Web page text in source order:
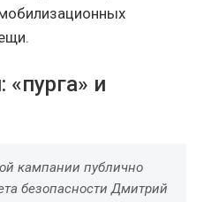
«пурга» и
кампании публично
безопасности Дмитрий